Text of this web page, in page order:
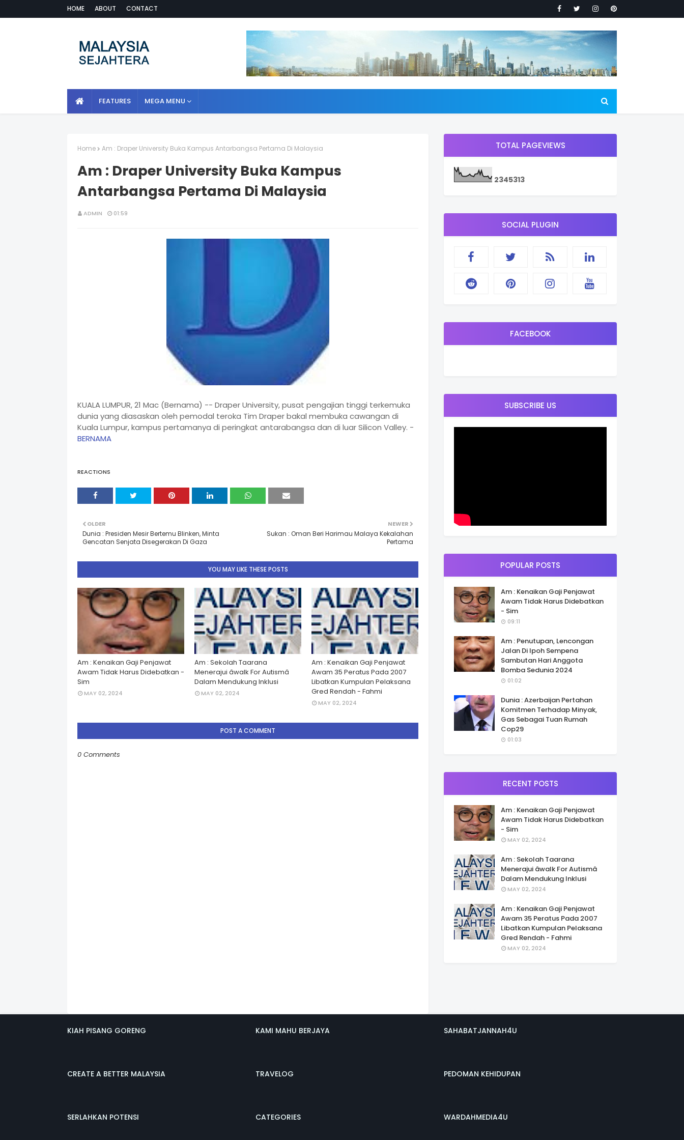
HOME ABOUT CONTACT
FEATURES MEGA MENU
Home Am : Draper University Buka Kampus Antarbangsa Pertama Di Malaysia
Am : Draper University Buka Kampus
Antarbangsa Pertama Di Malaysia
ADMIN 01:59
KUALA LUMPUR, 21 Mac (Bernama) -- Draper University, pusat pengajian tinggi terkemuka
dunia yang diasaskan oleh pemodal teroka Tim Draper bakal membuka cawangan di
Kuala Lumpur, kampus pertamanya di peringkat antarabangsa dan di luar Silicon Valley. -
BERNAMA
REACTIONS
NEWER
Sukan : Oman Beri Harimau Malaya Kekalahan
Pertama
OLDER
Dunia : Presiden Mesir Bertemu Blinken, Minta
Gencatan Senjata Disegerakan Di Gaza
YOU MAY LIKE THESE POSTS
Am : Kenaikan Gaji Penjawat
Awam Tidak Harus Didebatkan -
Sim
MAY 02, 2024
Am : Sekolah Taarana
Menerajui âwalk For Autismâ
Dalam Mendukung Inklusi
MAY 02, 2024
Am : Kenaikan Gaji Penjawat
Awam 35 Peratus Pada 2007
Libatkan Kumpulan Pelaksana
Gred Rendah - Fahmi
MAY 02, 2024
POST A COMMENT
0 Comments
TOTAL PAGEVIEWS
2345313
SOCIAL PLUGIN
FACEBOOK
SUBSCRIBE US
POPULAR POSTS
Am : Kenaikan Gaji Penjawat
Awam Tidak Harus Didebatkan
- Sim
09:11
Am : Penutupan, Lencongan
Jalan Di Ipoh Sempena
Sambutan Hari Anggota
Bomba Sedunia 2024
01:02
Dunia : Azerbaijan Pertahan
Komitmen Terhadap Minyak,
Gas Sebagai Tuan Rumah
Cop29
01:03
RECENT POSTS
Am : Kenaikan Gaji Penjawat
Awam Tidak Harus Didebatkan
- Sim
MAY 02, 2024
Am : Sekolah Taarana
Menerajui âwalk For Autismâ
Dalam Mendukung Inklusi
MAY 02, 2024
Am : Kenaikan Gaji Penjawat
Awam 35 Peratus Pada 2007
Libatkan Kumpulan Pelaksana
Gred Rendah - Fahmi
MAY 02, 2024
KIAH PISANG GORENG
CREATE A BETTER MALAYSIA
SERLAHKAN POTENSI
KAMI MAHU BERJAYA
TRAVELOG
CATEGORIES
SAHABATJANNAH4U
PEDOMAN KEHIDUPAN
WARDAHMEDIA4U